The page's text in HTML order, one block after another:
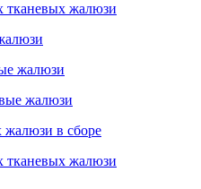
тканевых жалюзи
жалюзи
жалюзи
жалюзи в сборе
тканевых жалюзи